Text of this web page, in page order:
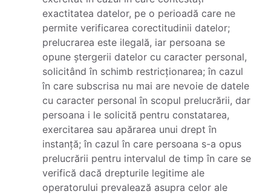
exactitatea datelor, pe o perioadă care ne
permite verificarea corectitudinii datelor;
prelucrarea este ilegală, iar persoana se
opune ștergerii datelor cu caracter personal,
solicitând în schimb restricționarea; în cazul
în care subscrisa nu mai are nevoie de datele
cu caracter personal în scopul prelucrării, dar
persoana i le solicită pentru constatarea,
exercitarea sau apărarea unui drept în
instanță; în cazul în care persoana s-a opus
prelucrării pentru intervalul de timp în care se
verifică dacă drepturile legitime ale
operatorului prevalează asupra celor ale